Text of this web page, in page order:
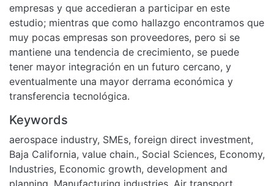
empresas y que accedieran a participar en este
estudio; mientras que como hallazgo encontramos que
muy pocas empresas son proveedores, pero si se
mantiene una tendencia de crecimiento, se puede
tener mayor integración en un futuro cercano, y
eventualmente una mayor derrama económica y
transferencia tecnológica.
Keywords
aerospace industry, SMEs, foreign direct investment,
Baja California, value chain., Social Sciences, Economy,
Industries, Economic growth, development and
planning, Manufacturing industries, Air transport,